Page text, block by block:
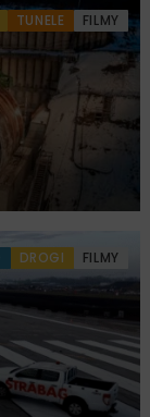
TUNELE FILMY
DROGI FILMY